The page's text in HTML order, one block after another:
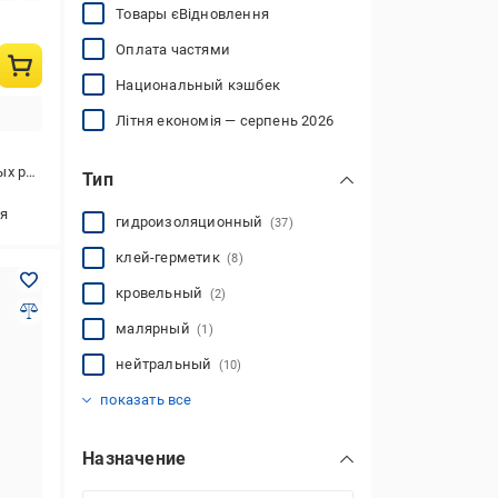
работ
Товары єВідновлення
Оплата частями
Национальный кэшбек
Літня економія — серпень 2026
Тип
гидроизоляционный (37)
клей-герметик(8)
кровельный (2)
малярный(1)
нейтральный (10)
показать все
Назначение